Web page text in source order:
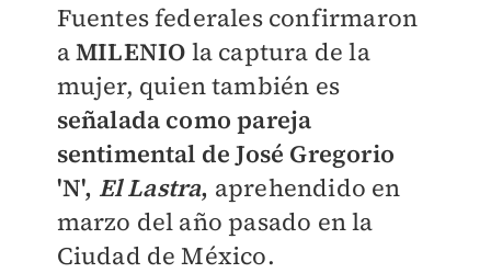
Fuentes federales confirmaron
aMILENIO la captura de la
mujer, quien también es
señalada como pareja
sentimental de José Gregorio
'N', El Lastra, aprehendido en
marzo del año pasado en la
Ciudad de México.